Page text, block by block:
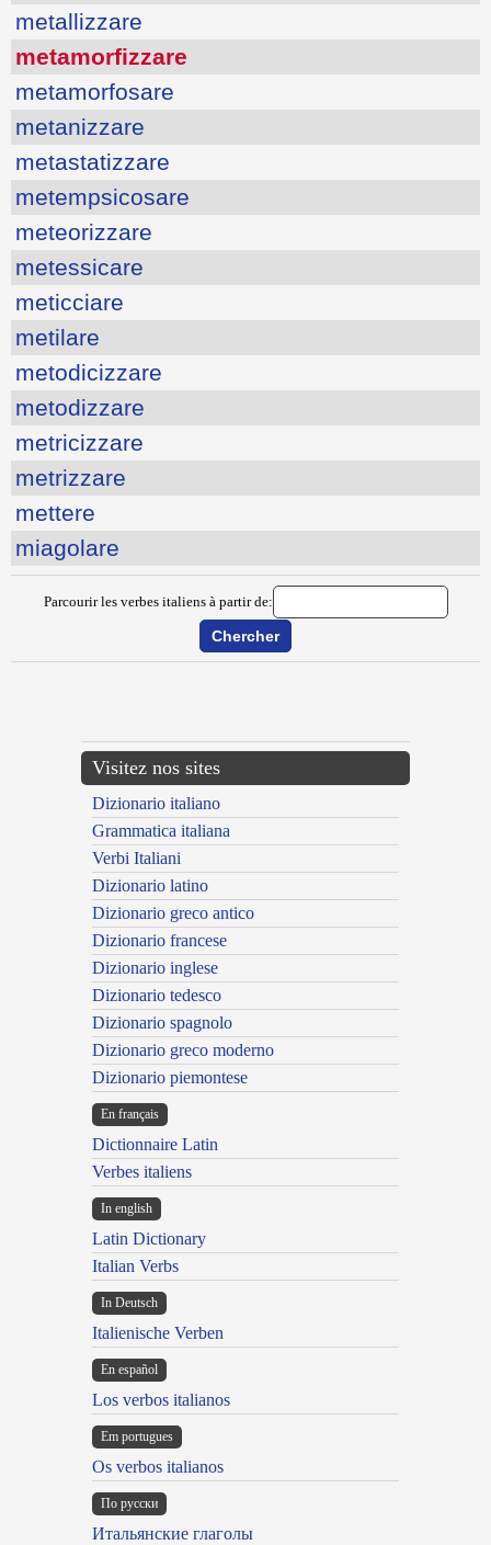
metallizzare
metamorfizzare
metamorfosare
metanizzare
metastatizzare
metempsicosare
meteorizzare
metessicare
meticciare
metilare
metodicizzare
metodizzare
metricizzare
metrizzare
mettere
miagolare
Parcourir les verbes italiens à partir de:
Visitez nos sites
Dizionario italiano
Grammatica italiana
Verbi Italiani
Dizionario latino
Dizionario greco antico
Dizionario francese
Dizionario inglese
Dizionario tedesco
Dizionario spagnolo
Dizionario greco moderno
Dizionario piemontese
En français
Dictionnaire Latin
Verbes italiens
In english
Latin Dictionary
Italian Verbs
In Deutsch
Italienische Verben
En español
Los verbos italianos
Em portugues
Os verbos italianos
По русски
Итальянские глаголы